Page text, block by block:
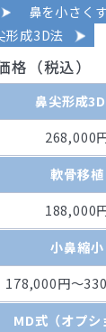
鼻を小さく
形成3D法
格（税込）
鼻尖形成
268,000
軟骨移植
188,000
小鼻縮小
178,000円～
MD式（オプシ